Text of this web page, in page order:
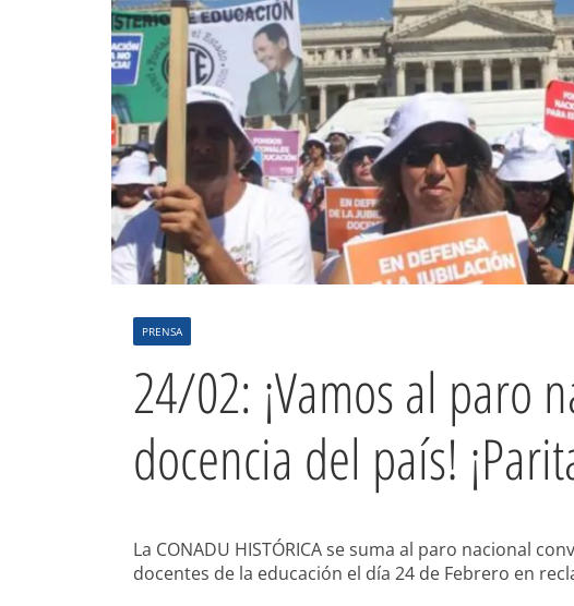
PRENSA
24/02: ¡Vamos al paro
docencia del país!
La CONADU HISTÓRICA se suma al paro nacional
docentes de la educación el día 24 de Febrero en